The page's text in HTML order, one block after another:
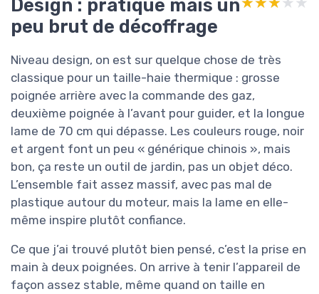
Design : pratique mais un
peu brut de décoffrage
Niveau design, on est sur quelque chose de très
classique pour un taille-haie thermique : grosse
poignée arrière avec la commande des gaz,
deuxième poignée à l’avant pour guider, et la longue
lame de 70 cm qui dépasse. Les couleurs rouge, noir
et argent font un peu « générique chinois », mais
bon, ça reste un outil de jardin, pas un objet déco.
L’ensemble fait assez massif, avec pas mal de
plastique autour du moteur, mais la lame en elle-
même inspire plutôt confiance.
Ce que j’ai trouvé plutôt bien pensé, c’est la prise en
main à deux poignées. On arrive à tenir l’appareil de
façon assez stable, même quand on taille en